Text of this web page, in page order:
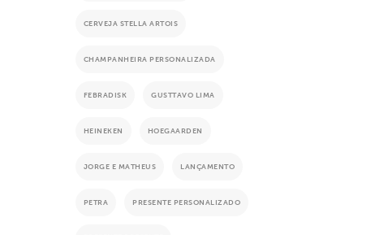
CERVEJA STELLA ARTOIS
CHAMPANHEIRA PERSONALIZADA
FEBRADISK GUSTTAVO LIMA
HEINEKEN HOEGAARDEN
JORGE E MATHEUS LANÇAMENTO
PETRA PRESENTE PERSONALIZADO